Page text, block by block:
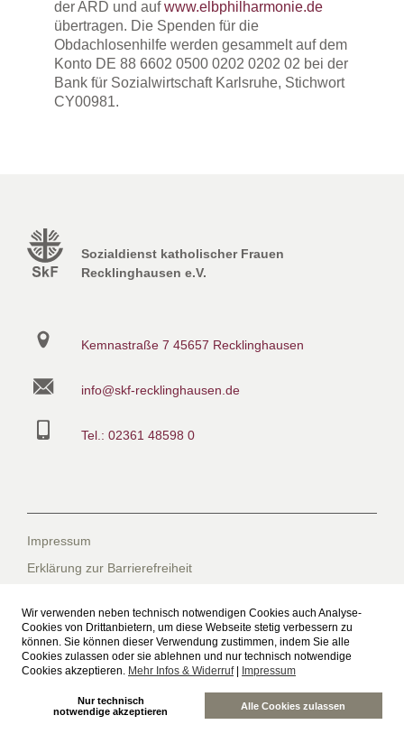
Wir verwenden neben technisch notwendigen Cookies auch Analyse-
Cookies von Drittanbietern, um diese Webseite stetig verbessern zu
können. Sie können dieser Verwendung zustimmen, indem Sie alle
Cookies zulassen oder sie ablehnen und nur technisch notwendige
Cookies akzeptieren. Mehr Infos & Widerruf| Impressum
Nur technisch
notwendige akzeptieren
Alle Cookies zulassen
der ARD und aufwww.elbphilharmonie.de
übertragen. Die Spenden für die
Obdachlosenhilfe werden gesammelt auf dem
Konto DE 88 6602 0500 0202 0202 02 bei der
Bank für Sozialwirtschaft Karlsruhe, Stichwort
CY00981.
Sozialdienst katholischer Frauen
Recklinghausen e.V.
Kemnastraße 7 45657 Recklinghausen
info@skf-recklinghausen.de
Tel.: 02361 48598 0
Impressum
Erklärung zur Barrierefreiheit
Datenschutzerklärung für die Facebook-Seite
Suche
Sitemap
Freiwilliges Soziales Schuljahr beim SkF